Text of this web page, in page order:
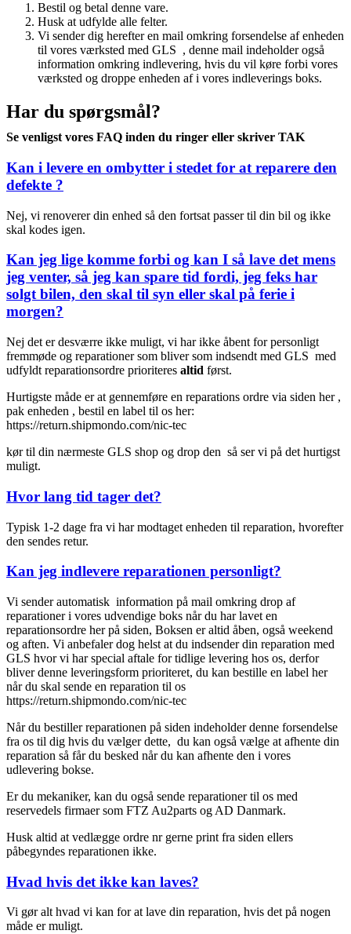
Bestil og betal denne vare.
Husk at udfylde alle felter.
Vi sender dig herefter en mail omkring forsendelse af enheden
til vores værksted med GLS , denne mail indeholder også
information omkring indlevering, hvis du vil køre forbi vores
værksted og droppe enheden af i vores indleverings boks.
Har du spørgsmål?
Se venligst vores FAQ inden du ringer eller skriver TAK
Kan i levere en ombytter i stedet for at reparere den
defekte ?
Nej, vi renoverer din enhed så den fortsat passer til din bil og ikke
skal kodes igen.
Kan jeg lige komme forbi og kan I så lave det mens
jeg venter, så jeg kan spare tid fordi, jeg feks har
solgt bilen, den skal til syn eller skal på ferie i
morgen?
Nej det er desværre ikke muligt, vi har ikke åbent for personligt
fremmøde og reparationer som bliver som indsendt med GLS med
udfyldt reparationsordre prioriteres altid først.
Hurtigste måde er at gennemføre en reparations ordre via siden her ,
pak enheden , bestil en label til os her:
https://return.shipmondo.com/nic-tec
kør til din nærmeste GLS shop og drop den så ser vi på det hurtigst
muligt.
Hvor lang tid tager det?
Typisk 1-2 dage fra vi har modtaget enheden til reparation, hvorefter
den sendes retur.
Kan jeg indlevere reparationen personligt?
Vi sender automatisk information på mail omkring drop af
reparationer i vores udvendige boks når du har lavet en
reparationsordre her på siden, Boksen er altid åben, også weekend
og aften. Vi anbefaler dog helst at du indsender din reparation med
GLS hvor vi har special aftale for tidlige levering hos os, derfor
bliver denne leveringsform prioriteret, du kan bestille en label her
når du skal sende en reparation til os
https://return.shipmondo.com/nic-tec
Når du bestiller reparationen på siden indeholder denne forsendelse
fra os til dig hvis du vælger dette, du kan også vælge at afhente din
reparation så får du besked når du kan afhente den i vores
udlevering bokse.
Er du mekaniker, kan du også sende reparationer til os med
reservedels firmaer som FTZ Au2parts og AD Danmark.
Husk altid at vedlægge ordre nr gerne print fra siden ellers
påbegyndes reparationen ikke.
Hvad hvis det ikke kan laves?
Vi gør alt hvad vi kan for at lave din reparation, hvis det på nogen
måde er muligt.